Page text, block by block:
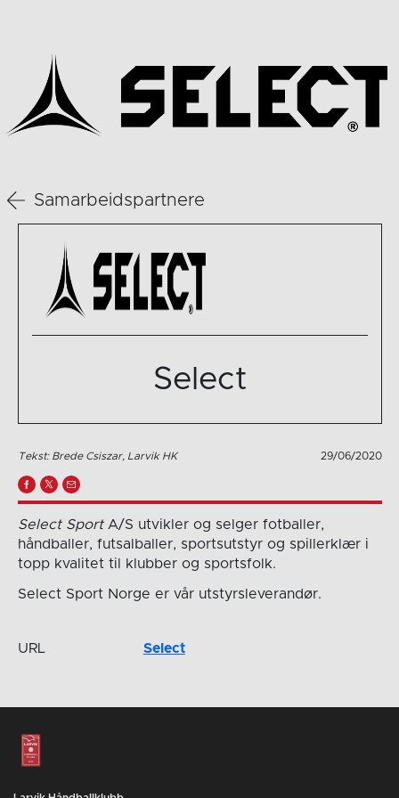
Samarbeidspartnere
Select
Tekst: Brede Csiszar, Larvik HK 29/06/2020
Select SportA/S utvikler og selger fotballer,
håndballer, futsalballer, sportsutstyr og spillerklær i
topp kvalitet til klubber og sportsfolk.
Select Sport Norge er vår utstyrsleverandør.
URL Select